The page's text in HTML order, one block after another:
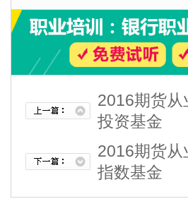
2016期货
投资基金
2016期货
指数基金